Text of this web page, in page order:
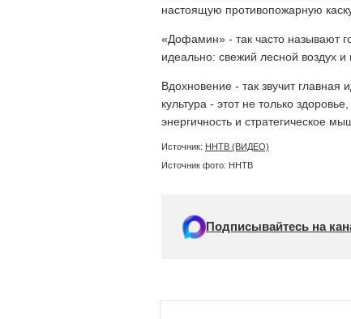
настоящую противопожарную
«Дофамин» - так часто называют
идеально: свежий лесной воздух и
Вдохновение - так звучит главная
культура - этот не только
энергичность и стратегическое
Источник: ННТВ (ВИДЕО)
Источник фото: ННТВ
Подписывайтесь на